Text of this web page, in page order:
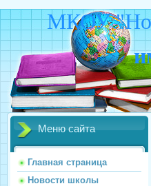
МКОУ
Меню сайта
Главная страница
Новости школы